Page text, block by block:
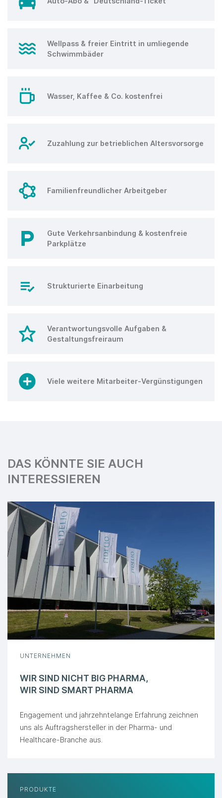
Wellpass & freier Eintritt in umliegende
Schwimmbäder
Wasser, Kaffee & Co. kostenfrei
Zuzahlung zur betrieblichen Altersvorsorge
Familienfreundlicher Arbeitgeber
Gute Verkehrsanbindung & kostenfreie
Parkplätze
Strukturierte Einarbeitung
Verantwortungsvolle Aufgaben &
Gestaltungsfreiraum
Viele weitere Mitarbeiter-Vergünstigungen
DAS KÖNNTE SIE AUCH
INTERESSIEREN
UNTERNEHMEN
WIR SIND NICHT BIG PHARMA,
WIR SIND SMART PHARMA
Engagement und jahrzehntelange Erfahrung zeichnen
uns als Auftragshersteller in der Pharma- und
Healthcare-Branche aus.
PRODUKTE